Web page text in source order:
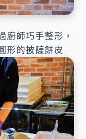
廚師巧手整形，
形的披薩餅皮